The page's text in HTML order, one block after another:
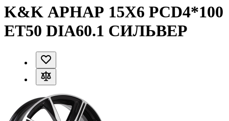
K&K АРНАР 15X6 PCD4*100
ET50 DIA60.1 СИЛЬВЕР